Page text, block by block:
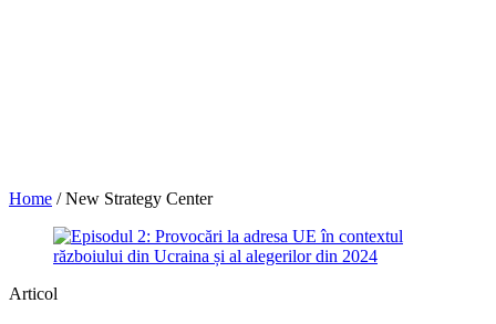
Home /New Strategy Center
Articol